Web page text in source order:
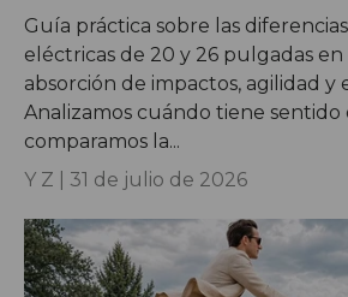
Guía práctica sobre las
eléctricas de 20 y 26 pulgadas en
absorción de impactos, agilidad y
Analizamos cuándo tiene sentido
comparamos la...
Y Z | 31 de julio de 2026